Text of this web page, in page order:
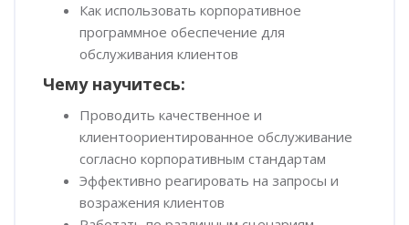
Как использовать корпоративное
программное обеспечение для
обслуживания клиентов
Чему научитесь:
Проводить качественное и
клиентоориентированное обслуживание
согласно корпоративным стандартам
Эффективно реагировать на запросы и
возражения клиентов